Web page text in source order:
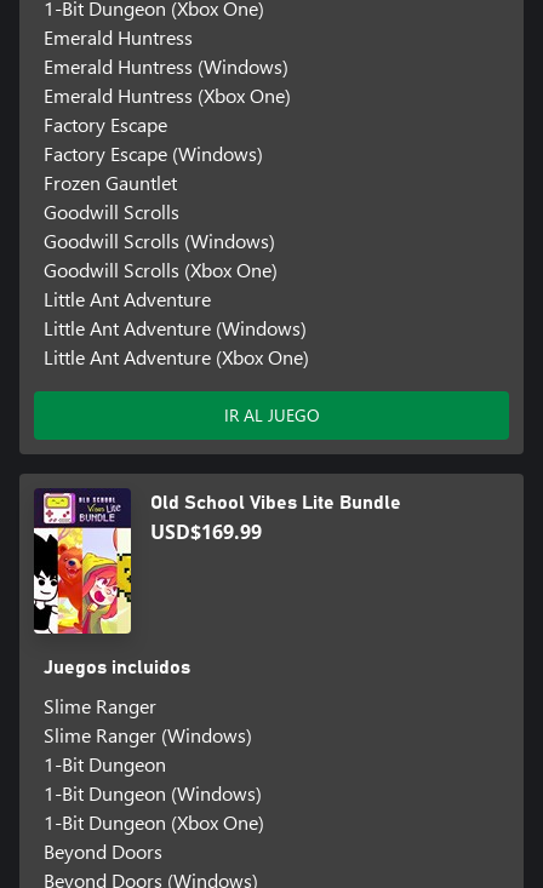
1-Bit Dungeon (Xbox One)
Emerald Huntress
Emerald Huntress (Windows)
Emerald Huntress (Xbox One)
Factory Escape
Factory Escape (Windows)
Frozen Gauntlet
Goodwill Scrolls
Goodwill Scrolls (Windows)
Goodwill Scrolls (Xbox One)
Little Ant Adventure
Little Ant Adventure (Windows)
Little Ant Adventure (Xbox One)
IR AL JUEGO
Old School Vibes Lite Bundle
USD$169.99
Juegos incluidos
Slime Ranger
Slime Ranger (Windows)
1-Bit Dungeon
1-Bit Dungeon (Windows)
1-Bit Dungeon (Xbox One)
Beyond Doors
Beyond Doors (Windows)